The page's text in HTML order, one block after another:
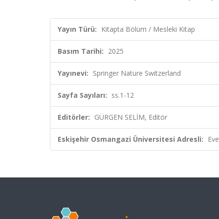
Yayın Türü: Kitapta Bölüm / Mesleki Kitap
Basım Tarihi: 2025
Yayınevi: Springer Nature Switzerland
Sayfa Sayıları: ss.1-12
Editörler: GÜRGEN SELİM, Editör
Eskişehir Osmangazi Üniversitesi Adresli: